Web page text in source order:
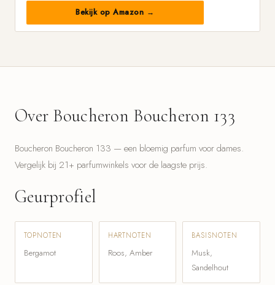
Bekijk op Amazon →
Over Boucheron Boucheron 133
Boucheron Boucheron 133 — een bloemig parfum voor dames.
Vergelijk bij 21+ parfumwinkels voor de laagste prijs.
Geurprofiel
TOPNOTEN
Bergamot
HARTNOTEN
Roos, Amber
BASISNOTEN
Musk,
Sandelhout